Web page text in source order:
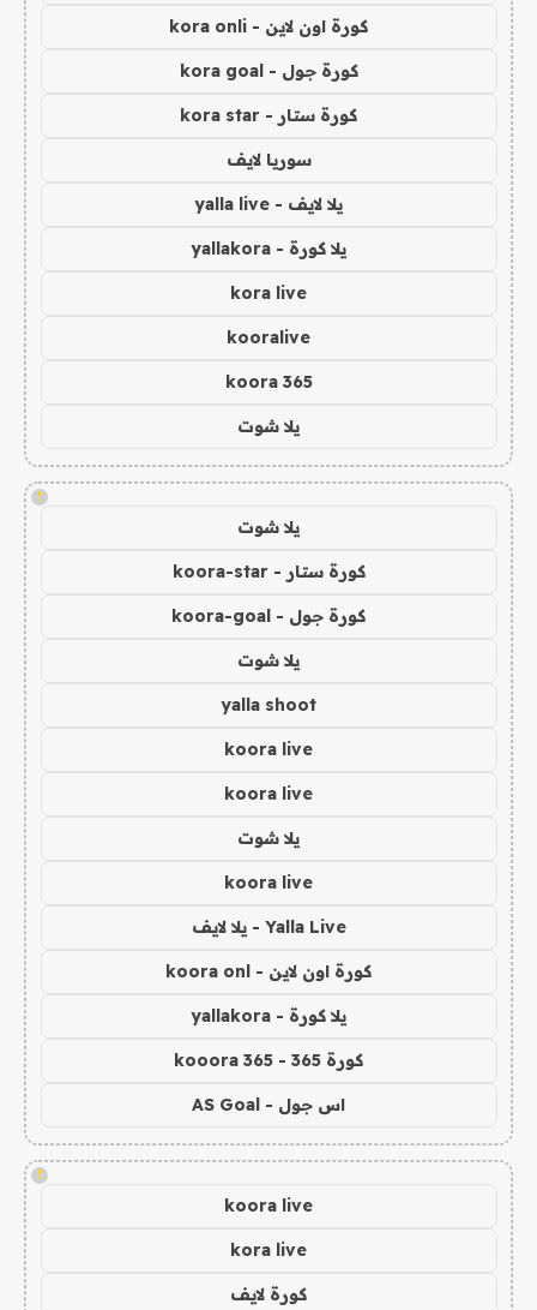
كورة اون لاين - kora onli
كورة جول - kora goal
كورة ستار - kora star
سوريا لايف
يلا لايف - yalla live
يلا كورة - yallakora
kora live
kooralive
koora 365
يلا شوت
!
يلا شوت
كورة ستار - koora-star
كورة جول - koora-goal
يلا شوت
yalla shoot
koora live
koora live
يلا شوت
koora live
Yalla Live - يلا لايف
كورة اون لاين - koora onl
يلا كورة - yallakora
كورة 365 - kooora 365
اس جول - AS Goal
!
koora live
kora live
كورة لايف